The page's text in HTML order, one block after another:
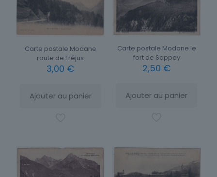
Carte postale Modane
route de Fréjus
3,00 €
Ajouter au panier
Carte postale Modane le
fort de Sappey
2,50 €
Ajouter au panier